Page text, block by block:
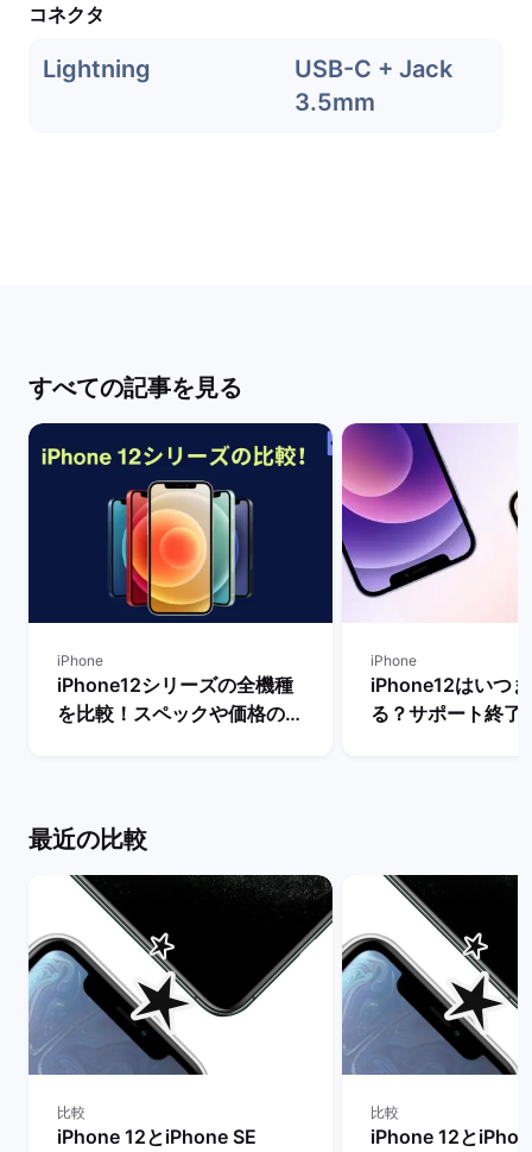
コネクタ
Lightning
USB-C + Jack
3.5mm
すべての記事を見る
iPhone
iPhone12シリーズの全機種
を比較！スペックや価格の違
iPhone
iPhone12はいつ
る？サポート終了
最近の比較
比較
iPhone 12とiPhone SE
比較
iPhone 12と